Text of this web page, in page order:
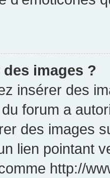
images ?
insérer des
du forum a
des images
lien pointant
http://